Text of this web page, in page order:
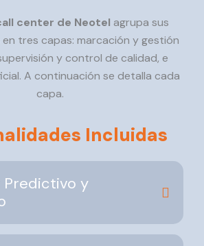
center de Neotel agrupa sus
tres capas: marcación y gestión
y control de calidad, e
A continuación se detalla cada
capa.
Incluidas
y